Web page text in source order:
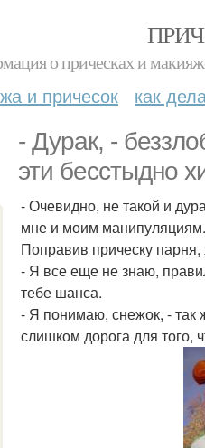
о прическах и
и причесок как
- Дурак, -
эти бесстыдно
- Очевидно, не такой и
мне и моим манипуляциям.
Поправив прическу парня,
- Я все еще не знаю,
тебе шанса.
- Я понимаю, снежок, - так
слишком дорога для того,